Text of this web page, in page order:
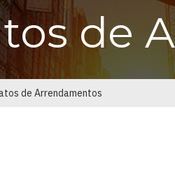
de
de Arrendamentos